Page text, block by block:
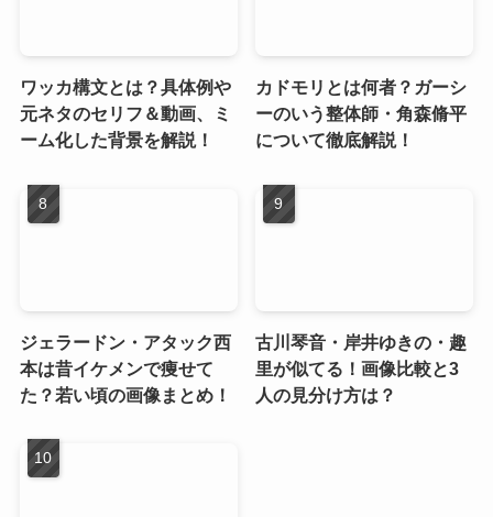
ワッカ構文とは？具体例や
元ネタのセリフ＆動画、ミ
ーム化した背景を解説！
カドモリとは何者？ガーシ
ーのいう整体師・角森脩平
について徹底解説！
ジェラードン・アタック西
本は昔イケメンで痩せて
た？若い頃の画像まとめ！
古川琴音・岸井ゆきの・趣
里が似てる！画像比較と3
人の見分け方は？